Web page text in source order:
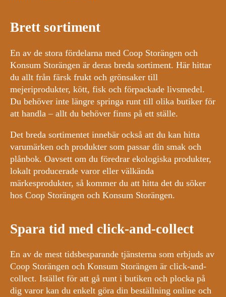
Brett sortiment
En av de stora fördelarna med Coop Storängen och
Konsum Storängen är deras breda sortiment. Här hittar
du allt från färsk frukt och grönsaker till
mejeriprodukter, kött, fisk och förpackade livsmedel.
Du behöver inte längre springa runt till olika butiker för
att handla – allt du behöver finns på ett ställe.
Det breda sortimentet innebär också att du kan hitta
varumärken och produkter som passar din smak och
plånbok. Oavsett om du föredrar ekologiska produkter,
lokalt producerade varor eller välkända
märkesprodukter, så kommer du att hitta det du söker
hos Coop Storängen och Konsum Storängen.
Spara tid med click-and-collect
En av de mest tidsbesparande tjänsterna som erbjuds av
Coop Storängen och Konsum Storängen är click-and-
collect. Istället för att gå runt i butiken och plocka på
dig varor kan du enkelt göra din beställning online och